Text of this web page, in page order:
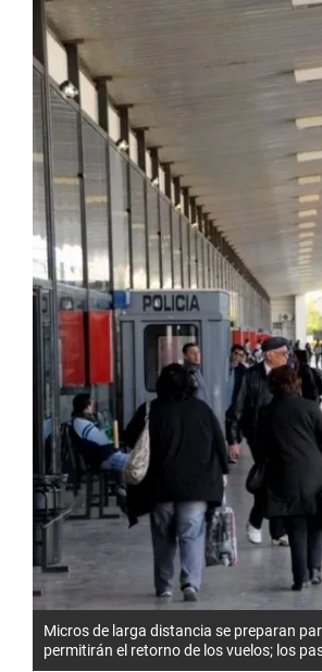
Micros de larga distancia se preparan
permitirán el retorno de los vuelos; los